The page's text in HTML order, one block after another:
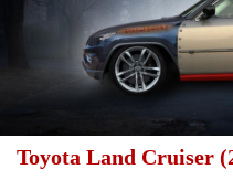
Toyota Land Cruiser